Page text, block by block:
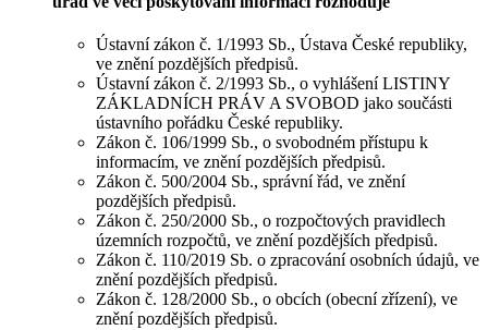
Ústavní zákon č. 1/1993 Sb., Ústava České republiky,
ve znění pozdějších předpisů.
Ústavní zákon č. 2/1993 Sb., o vyhlášení LISTINY
ZÁKLADNÍCH PRÁV A SVOBOD jako součásti
ústavního pořádku České republiky.
Zákon č. 106/1999 Sb., o svobodném přístupu k
informacím, ve znění pozdějších předpisů.
Zákon č. 500/2004 Sb., správní řád, ve znění
pozdějších předpisů.
Zákon č. 250/2000 Sb., o rozpočtových pravidlech
územních rozpočtů, ve znění pozdějších předpisů.
Zákon č. 110/2019 Sb. o zpracování osobních údajů, ve
znění pozdějších předpisů.
Zákon č. 128/2000 Sb., o obcích (obecní zřízení), ve
znění pozdějších předpisů.